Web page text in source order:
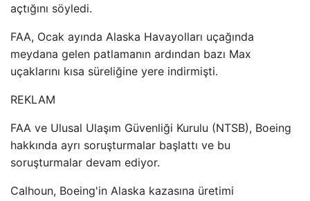
açtığını söyledi.
FAA, Ocak ayında Alaska Havayolları uçağında
meydana gelen patlamanın ardından bazı Max
uçaklarını kısa süreliğine yere indirmişti.
REKLAM
FAA ve Ulusal Ulaşım Güvenliği Kurulu (NTSB), Boeing
hakkında ayrı soruşturmalar başlattı ve bu
soruşturmalar devam ediyor.
Calhoun, Boeing'in Alaska kazasına üretimi